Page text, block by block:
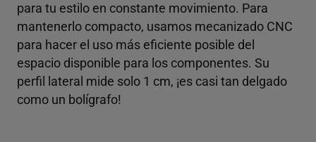
para tu estilo en constante movimiento. Para
mantenerlo compacto, usamos mecanizado CNC
para hacer el uso más eficiente posible del
espacio disponible para los componentes. Su
perfil lateral mide solo 1 cm, ¡es casi tan delgado
como un bolígrafo!